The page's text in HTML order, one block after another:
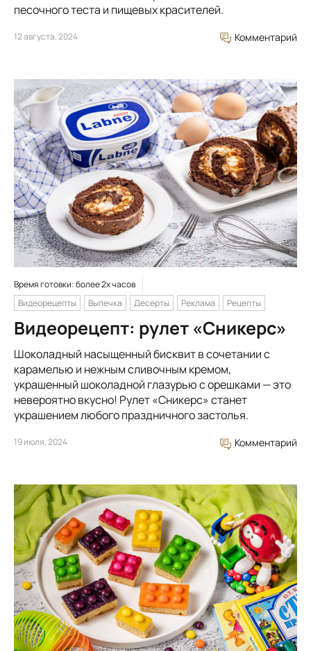
песочного теста и пищевых красителей.
12 августа, 2024 Комментарий
Время готовки: более 2х часов
Видеорецепты
Выпечка Десерты Реклама Рецепты
Видеорецепт: рулет «Сникерс»
Шоколадный насыщенный бисквит в сочетании с
карамелью и нежным сливочным кремом,
украшенный шоколадной глазурью с орешками — это
невероятно вкусно! Рулет «Сникерс» станет
украшением любого праздничного застолья.
19 июля, 2024 Комментарий